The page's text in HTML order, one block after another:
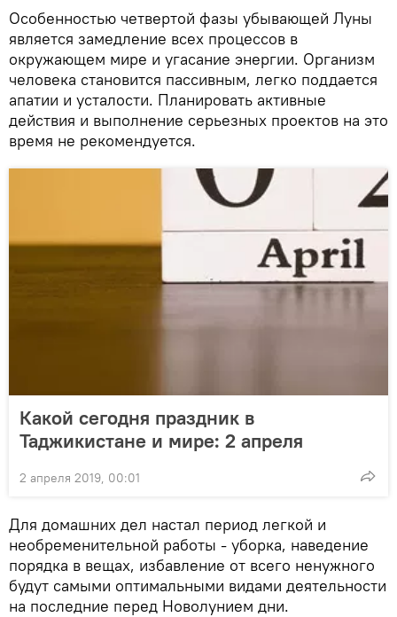
Особенностью четвертой фазы убывающей Луны
является замедление всех процессов в
окружающем мире и угасание энергии. Организм
человека становится пассивным, легко поддается
апатии и усталости. Планировать активные
действия и выполнение серьезных проектов на это
время не рекомендуется.
Какой сегодня праздник в
Таджикистане и мире: 2 апреля
2 апреля 2019, 00:01
Для домашних дел настал период легкой и
необременительной работы - уборка, наведение
порядка в вещах, избавление от всего ненужного
будут самыми оптимальными видами деятельности
на последние перед Новолунием дни.